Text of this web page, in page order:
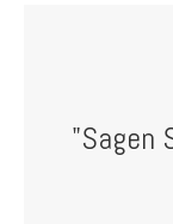
"Sagen